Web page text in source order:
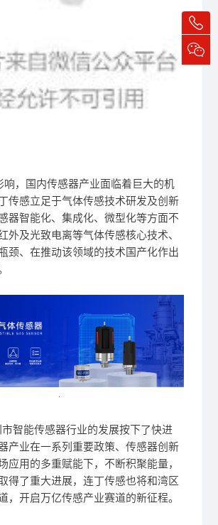
响，国内传感器产业面临着巨大的机
传感立足于气体传感技术研发及创新
器智能化、集成化、微型化等方面不
外及光致电离等气体传感核心技术、
颈、在推动该领域的技术国产化作出
智能传感器行业的发展按下了快进
产业在一系列重要政策、传感器创新
应用的多重赋能下，不断积聚能量，
得了重大进展，连丁传感也将和湾区
，开启万亿传感产业赛道的新征程。